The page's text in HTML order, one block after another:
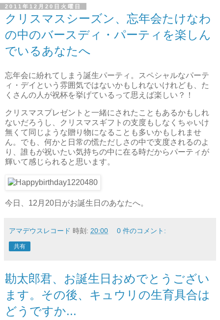
2011年12月20日火曜日
クリスマスシーズン、忘年会たけなわ
の中のバースディ・パーティを楽しん
でいるあなたへ
忘年会に紛れてしまう誕生パーティ。スペシャルなパーテ
ィ・デイという雰囲気ではないかもしれないけれども、た
くさんの人が祝杯を挙げているって思えば楽しい？！
クリスマスプレゼントと一緒にされたこともあるかもしれ
ないだろうし、クリスマスギフトの支度もしなくちゃいけ
無くて同じような贈り物になることも多いかもしれませ
ん。でも、何かと日常の慌ただしさの中で支度されるのよ
り、誰もが祝いたい気持ちの中に在る時だからパーティが
輝いて感じられると思います。
今日、12月20日がお誕生日のあなたへ。
アマデウスレコード 時刻: 20:00 0 件のコメント:
共有
勘太郎君、お誕生日おめでとうござい
ます。その後、キュウリの生育具合は
どうですか...